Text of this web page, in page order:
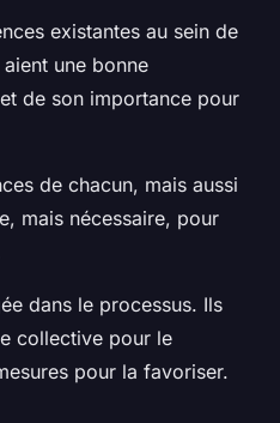
existantes au sein de
une bonne
de son importance pour
de chacun, mais aussi
mais nécessaire, pour
dans le processus. Ils
collective pour le
pour la favoriser.